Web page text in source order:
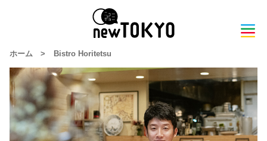
ホーム > Bistro Horitetsu